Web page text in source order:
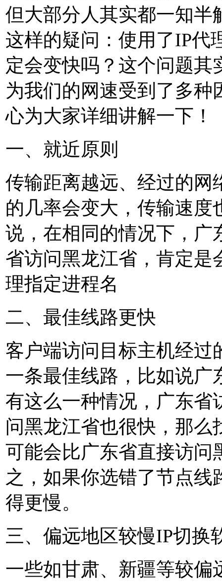
但大部分人其实都一知半
这样的疑问：使用了IP代
定会变快吗？这个问题其
为我们的网速受到了多种
心为大家详细讲解一下！
一、就近原则
传输距离越远、经过的网
的几率会变大，传输速度
说，在相同的情况下，广
省访问黑龙江省，肯定是
理指定进程名
二、最佳线路更快
客户端访问目标主机经过
一条最佳线路，比如说广
有这么一种情况，广东省
问黑龙江省也很快，那么
可能会比广东省直接访问
之，如果你选错了节点线
得更慢。
三、偏远地区较慢IP切换
一些如甘肃、新疆等较偏